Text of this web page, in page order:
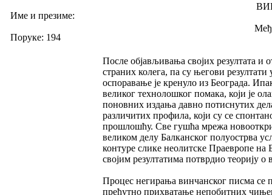
Име и презиме:
Поруке: 194
После објављивања својих резултата
страних колега, па су његови
оспоравање је кренуло из Београда.
великог технолошког помака, који је
поновних издања давно потиснутих
различитих профила, који су се
прошлошћу. Све гушћа мрежа
великом делу Балканског полуострва
контуре слике неолитске Праевропе
својим резултатима потврдио теорију
Процес негирања винчанског писма се
прећутно прихватање непобитних